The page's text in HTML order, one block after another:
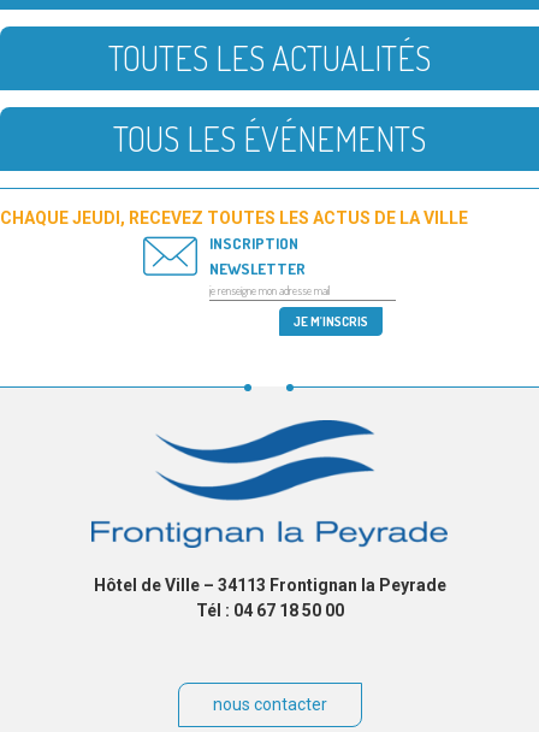
TOUTES LES ACTUALITÉS
TOUS LES ÉVÉNEMENTS
CHAQUE JEUDI, RECEVEZ TOUTES LES ACTUS DE LA VILLE
INSCRIPTION
NEWSLETTER
Hôtel de Ville – 34113 Frontignan la Peyrade
Tél : 04 67 18 50 00
nous contacter